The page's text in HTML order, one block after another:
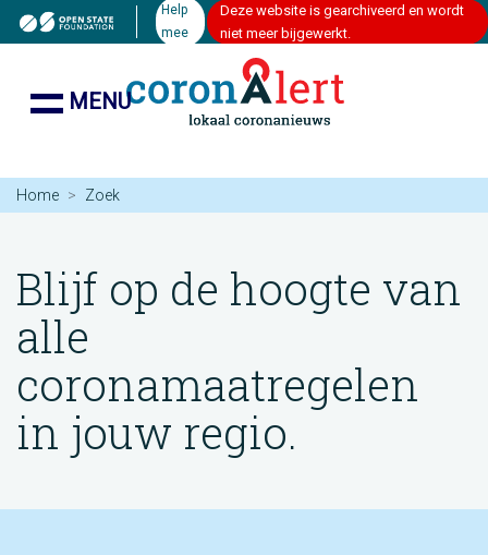
Help
mee
Deze website is gearchiveerd en wordt
niet meer bijgewerkt.
MENU
Home Zoek
Blijf op de hoogte van
alle
coronamaatregelen
in jouw regio.